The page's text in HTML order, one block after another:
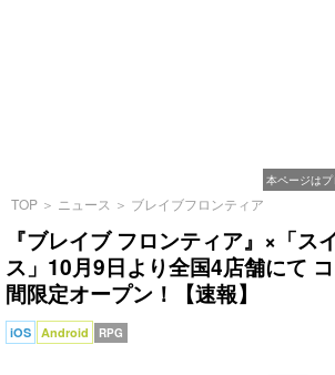
本ページは
TOP ＞ ニュース ＞ ブレイブフロンティア
『ブレイブ フロンティア』×「ス
ス」10月9日より全国4店舗にて
間限定オープン！【速報】
iOS Android RPG